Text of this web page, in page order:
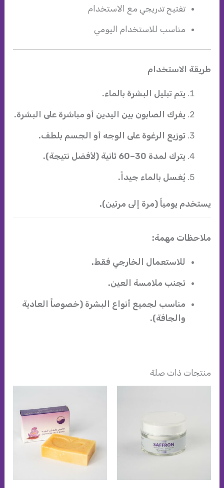
تفتيح تدريجي مع الاستخدام
مناسب للاستخدام اليومي
طريقة الاستخدام
يتم تبليل البشرة بالماء.
يفرك الصابون بين اليدين أو مباشرة على البشرة.
توزيع الرغوة على الوجه أو الجسم بلطف.
يترك لمدة 30–60 ثانية (لأفضل نتيجة).
يُغسل بالماء جيداً.
يستخدم يومياً (مرة إلى مرتين).
ملاحظات مهمة:
للاستعمال الخارجي فقط.
تجنب ملامسة العين.
مناسب لجميع أنواع البشرة (خصوصاً العادية
والجافة).
منتجات ذات صلة